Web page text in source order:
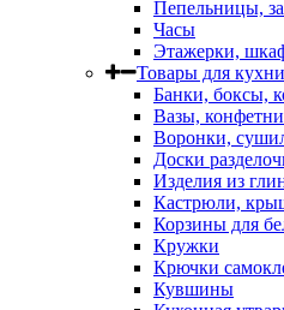
Пепельницы,
Часы
Этажерки,
Товары для кухни
Банки, боксы,
Вазы,
Воронки,
Доски
Изделия из
Кастрюли,
Корзины для
Кружки
Крючки
Кувшины